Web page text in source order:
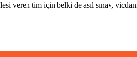
veren tim için belki de asıl sınav,